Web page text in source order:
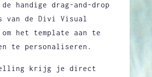
handige drag-and-drop
van de Divi Visual
het template aan te
te personaliseren.
krijg je direct